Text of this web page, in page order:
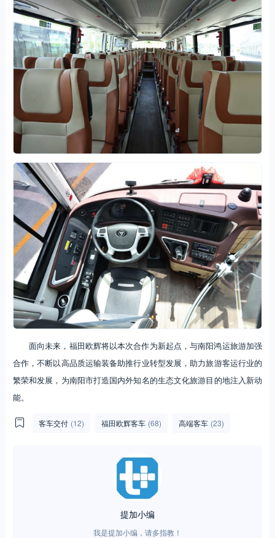
面向未来，福田欧辉将以本次合作为新起点，与南阳鸿运旅游加强
合作，不断以高品质运输装备助推行业转型发展，助力旅游客运行业的
繁荣和发展，为南阳市打造国内外知名的生态文化旅游目的地注入新动
能。
客车交付 (12) 福田欧辉客车 (68) 高端客车 (23)
提加小编
我是提加小编，请多指教！